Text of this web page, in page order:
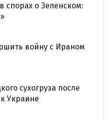
спорах о Зеленском:
войну с Ираном
сухогруза после
Украине